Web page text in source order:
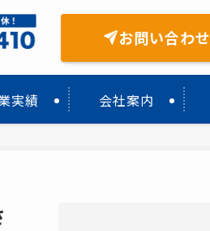
実績 会社案内
お問い合わせ